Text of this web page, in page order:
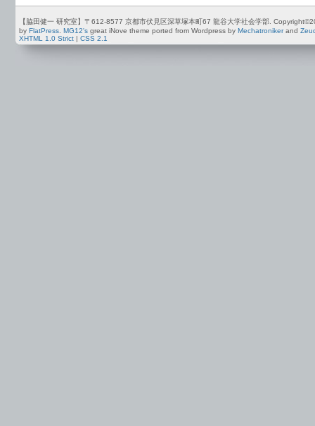
【脇田健一 研究室】〒612-8577 京都市伏見区深草塚本町67 龍谷大学社会学部.
by FlatPress. MG12's great iNove theme ported from Wordpress by Mechatronikerand
XHTML 1.0 Strict
CSS 2.1